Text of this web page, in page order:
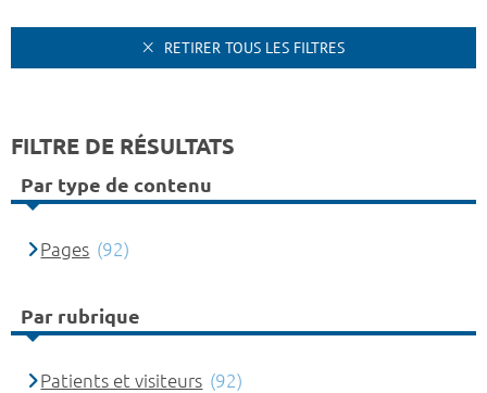
RETIRER TOUS LES FILTRES
FILTRE DE RÉSULTATS
Par type de contenu
Pages (92)
Par rubrique
Patients et visiteurs (92)